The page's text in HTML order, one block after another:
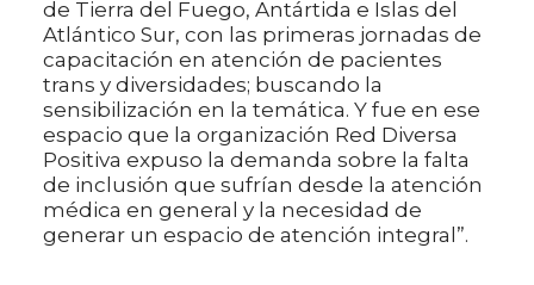
de Tierra del Fuego, Antártida e Islas del
Atlántico Sur, con las primeras jornadas de
capacitación en atención de pacientes
trans y diversidades; buscando la
sensibilización en la temática. Y fue en ese
espacio que la organización Red Diversa
Positiva expuso la demanda sobre la falta
de inclusión que sufrían desde la atención
médica en general y la necesidad de
generar un espacio de atención integral”.